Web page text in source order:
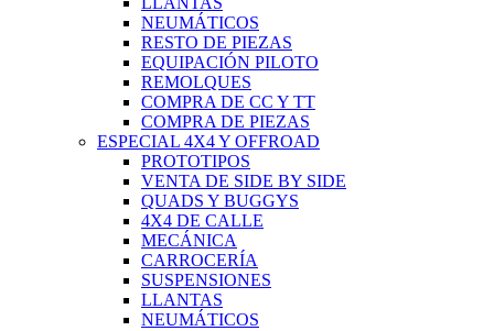
NEUMÁTICOS
RESTO DE PIEZAS
EQUIPACIÓN PILOTO
REMOLQUES
COMPRA DE CC Y TT
COMPRA DE PIEZAS
ESPECIAL 4X4 Y OFFROAD
PROTOTIPOS
VENTA DE SIDE BY SIDE
QUADS Y BUGGYS
4X4 DE CALLE
MECÁNICA
CARROCERÍA
SUSPENSIONES
LLANTAS
NEUMÁTICOS